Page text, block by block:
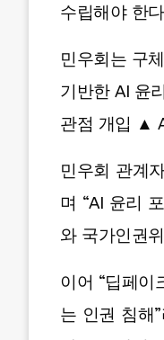
수립해야 한
민우회는 구
기반한 AI 윤
관점 개입 ▲
민우회 관계
며 “AI 윤리
와 국가인권
이어 “딥페이
는 인권 침해